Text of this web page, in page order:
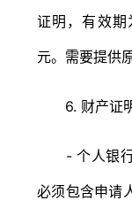
证明，有效
元。需要提供
6. 财产证明
- 个人银行
必须包含申请